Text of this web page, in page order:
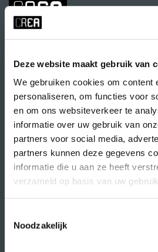
Deze website maakt gebruik van
We gebruiken cookies om content
personaliseren, om functies voor
en om ons websiteverkeer te
informatie over uw gebruik van
partners voor social media,
partners kunnen deze gegevens
informatie die u aan ze heeft
verzameld op basis van uw
Noodzakelijk
Volg CREA ookop:
direct naar